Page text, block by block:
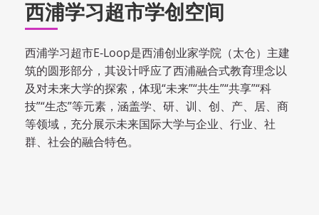
西浦学习超市学创空间
西浦学习超市E-Loop是西浦创业家学院（太仓）主建
筑的圆形部分，其设计呼应了西浦融合式教育理念以
及对未来大学的探索，体现“未来”“共生”“共享”“科
技”“生态”等元素，涵盖学、研、训、创、产、居、商
等领域，充分展示未来国际大学与企业、行业、社
群、社会的融合特色。